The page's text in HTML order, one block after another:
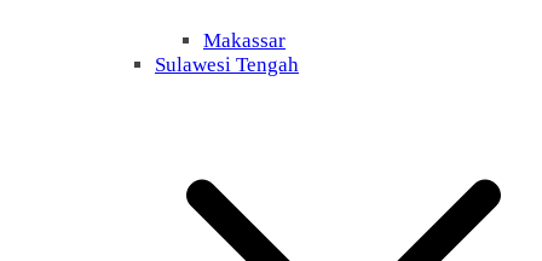
Makassar
Sulawesi Tengah